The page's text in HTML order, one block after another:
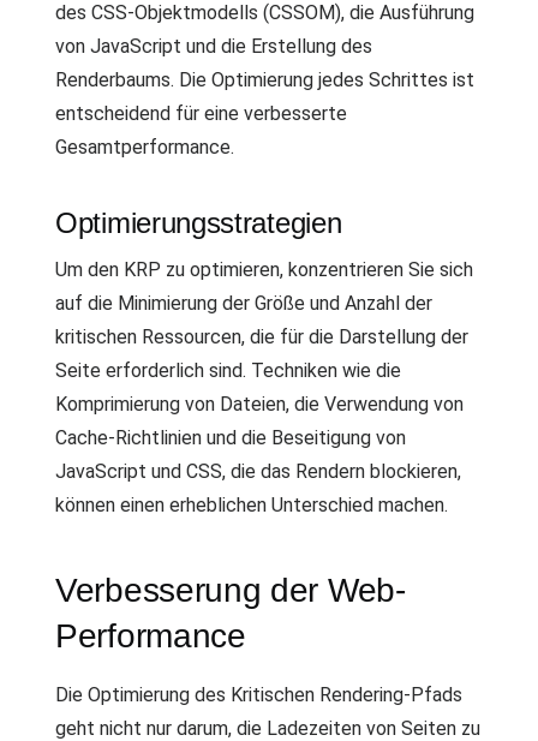
des CSS-Objektmodells (CSSOM), die Ausführung
von JavaScript und die Erstellung des
Renderbaums. Die Optimierung jedes Schrittes ist
entscheidend für eine verbesserte
Gesamtperformance.
Optimierungsstrategien
Um den KRP zu optimieren, konzentrieren Sie sich
auf die Minimierung der Größe und Anzahl der
kritischen Ressourcen, die für die Darstellung der
Seite erforderlich sind. Techniken wie die
Komprimierung von Dateien, die Verwendung von
Cache-Richtlinien und die Beseitigung von
JavaScript und CSS, die das Rendern blockieren,
können einen erheblichen Unterschied machen.
Verbesserung der Web-
Performance
Die Optimierung des Kritischen Rendering-Pfads
geht nicht nur darum, die Ladezeiten von Seiten zu